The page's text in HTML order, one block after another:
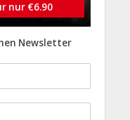
nur €6.90
Newsletter